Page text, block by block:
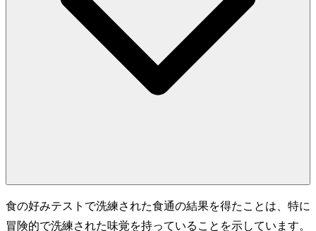
食の好みテストで洗練された食通の結果を得たことは、特に
冒険的で洗練された味覚を持っていることを示しています。